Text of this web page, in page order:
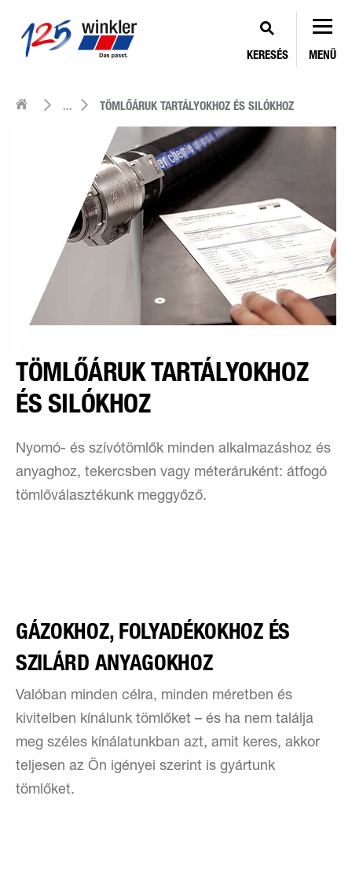
KERESÉS MENÜ
... TÖMLŐÁRUK TARTÁLYOKHOZ ÉS SILÓKHOZ
TÖMLŐÁRUK TARTÁLYOKHOZ
ÉS SILÓKHOZ
Nyomó- és szívótömlők minden alkalmazáshoz és
anyaghoz, tekercsben vagy méteráruként: átfogó
tömlőválasztékunk meggyőző.
GÁZOKHOZ, FOLYADÉKOKHOZ ÉS
SZILÁRD ANYAGOKHOZ
Valóban minden célra, minden méretben és
kivitelben kínálunk tömlőket – és ha nem találja
meg széles kínálatunkban azt, amit keres, akkor
teljesen az Ön igényei szerint is gyártunk
tömlőket.